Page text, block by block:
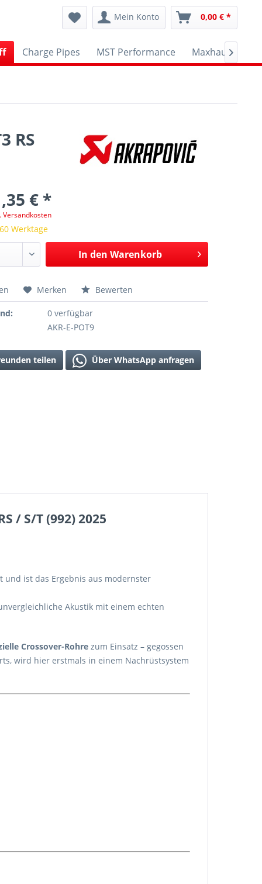
Mein Konto 0,00 € *
Charge Pipes MST Performance Maxhaust

RS
€ *
Versandkosten
Werktage
In den Warenkorb
Merken Bewerten
0 verfügbar
AKR-E-POT9
teilen Über WhatsApp anfragen
/ S/T (992) 2025
und ist das Ergebnis aus modernster
Akustik mit einem echten
Crossover-Rohre zum Einsatz – gegossen
wird hier erstmals in einem Nachrüstsystem